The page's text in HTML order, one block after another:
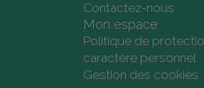
Contactez-nous
Mon espace
Politique de
caractère personnel
Gestion des cookies